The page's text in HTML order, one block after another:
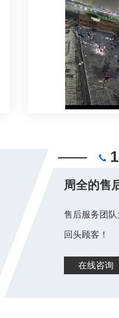
周全的售
售后服务团
回头顾客！
在线咨询